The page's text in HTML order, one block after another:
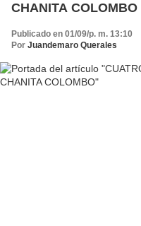
CHANITA COLOMBO
Publicado en 01/09/p. m. 13:10
Por Juandemaro Querales